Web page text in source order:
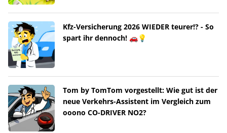
Kfz-Versicherung 2026 WIEDER teurer!? - So
spart ihr dennoch! 🚗💡
Tom by TomTom vorgestellt: Wie gut ist der
neue Verkehrs-Assistent im Vergleich zum
ooono CO-DRIVER NO2?